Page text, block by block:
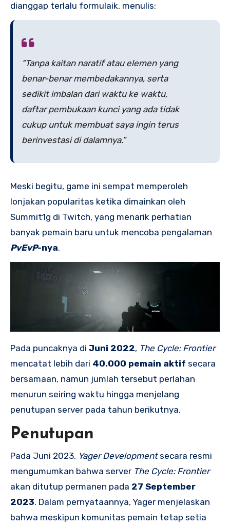
dianggap terlalu formulaik, menulis:
“Tanpa kaitan naratif atau elemen yang
benar-benar membedakannya, serta
sedikit imbalan dari waktu ke waktu,
daftar pembukaan kunci yang ada tidak
cukup untuk membuat saya ingin terus
berinvestasi di dalamnya.”
Meski begitu, game ini sempat memperoleh
lonjakan popularitas ketika dimainkan oleh
Summit1g di Twitch, yang menarik perhatian
banyak pemain baru untuk mencoba pengalaman
PvEvP-nya.
Pada puncaknya di Juni 2022, The Cycle: Frontier
mencatat lebih dari 40.000 pemain aktif secara
bersamaan, namun jumlah tersebut perlahan
menurun seiring waktu hingga menjelang
penutupan server pada tahun berikutnya.
Penutupan
Pada Juni 2023, Yager Developmentsecara resmi
mengumumkan bahwa server The Cycle: Frontier
akan ditutup permanen pada 27 September
2023. Dalam pernyataannya, Yager menjelaskan
bahwa meskipun komunitas pemain tetap setia